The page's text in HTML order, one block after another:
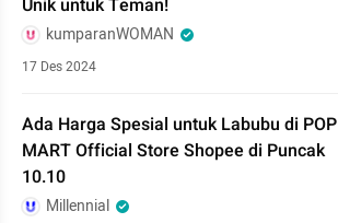
Unik untuk Teman!
kumparanWOMAN
17 Des 2024
Ada Harga Spesial untuk Labubu di POP
MART Official Store Shopee di Puncak
10.10
Millennial